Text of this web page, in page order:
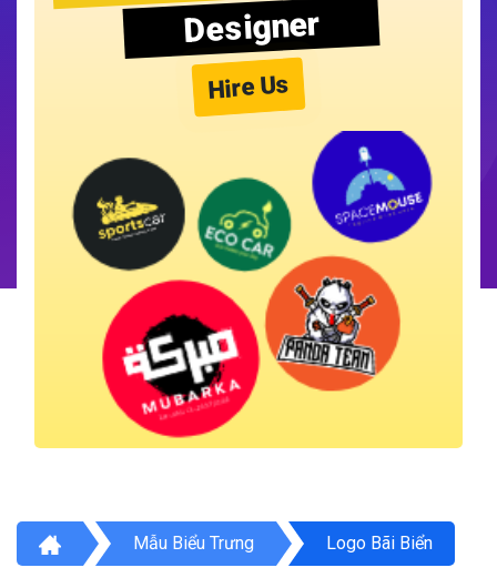
Designer
Hire Us
Mẫu Biểu Trưng Logo Bãi Biển